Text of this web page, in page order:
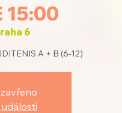
15:00
6
A + B (6-12)